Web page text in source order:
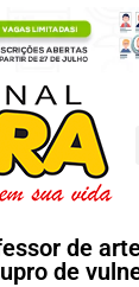
de
de